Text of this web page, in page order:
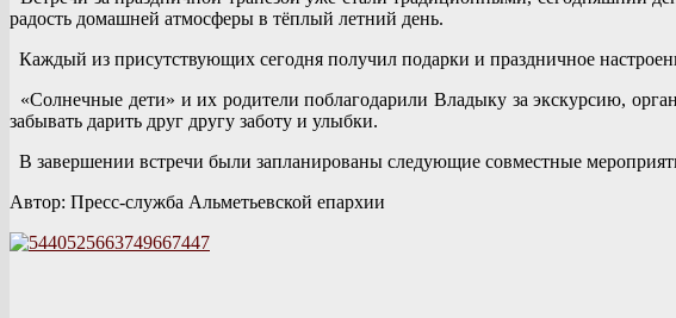
радость домашней атмосферы в тёплый летний день.
Каждый из присутствующих сегодня получил подарки и праздничное
«Солнечные дети» и их родители поблагодарили Владыку за экскурсию,
забывать дарить друг другу заботу и улыбки.
В завершении встречи были запланированы следующие совместные
Автор: Пресс-служба Альметьевской епархии